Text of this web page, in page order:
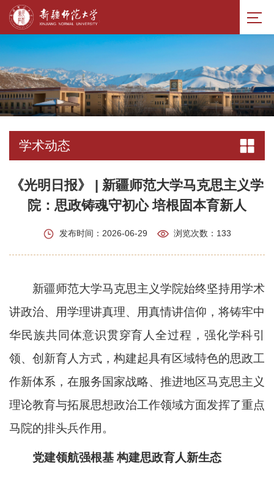
学术动态
《光明日报》 | 新疆师范大学马克思主义学
院：思政铸魂守初心 培根固本育新人
发布时间：2026-06-29 浏览次数： 133
新疆师范大学马克思主义学院始终坚持用学术
讲政治、用学理讲真理、用真情讲信仰，将铸牢中
华民族共同体意识贯穿育人全过程，强化学科引
领、创新育人方式，构建起具有区域特色的思政工
作新体系，在服务国家战略、推进地区马克思主义
理论教育与拓展思想政治工作领域方面发挥了重点
马院的排头兵作用。
党建领航强根基 构建思政育人新生态